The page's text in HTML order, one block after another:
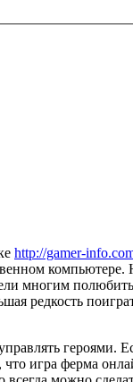
http://gamer-
многим
редкость
героями.
игра ферма